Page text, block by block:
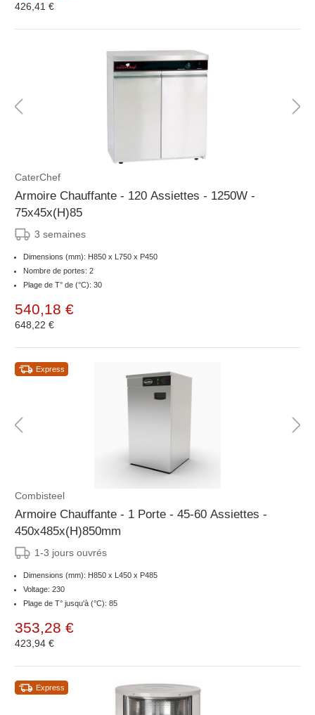
426,41 €
CaterChef
Armoire Chauffante - 120 Assiettes - 1250W -
75x45x(H)85
3 semaines
Dimensions (mm): H850 x L750 x P450
Nombre de portes: 2
Plage de T° de (°C): 30
540,18 €
648,22 €
Express
Combisteel
Armoire Chauffante - 1 Porte - 45-60 Assiettes -
450x485x(H)850mm
1-3 jours ouvrés
Dimensions (mm): H850 x L450 x P485
Voltage: 230
Plage de T° jusqu'à (°C): 85
353,28 €
423,94 €
Express